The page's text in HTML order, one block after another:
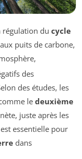
régulation du cycle
puits de carbone,
des
des études, les
le deuxième
juste après les
essentielle pour
dans